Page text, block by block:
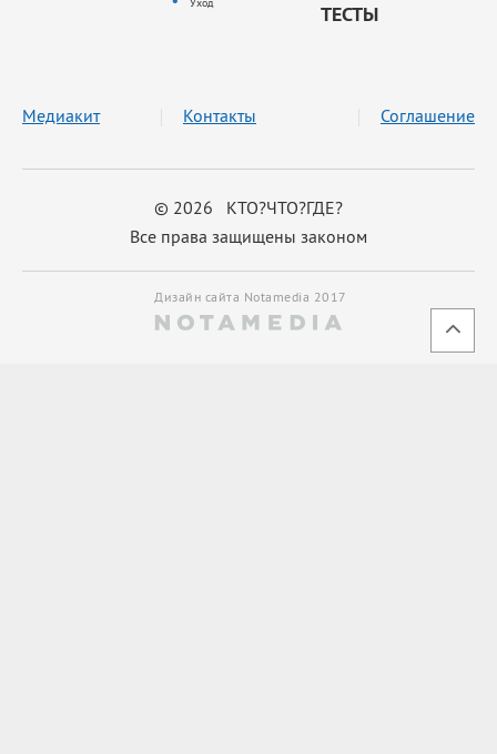
ТЕСТЫ
© 2026 КТО?ЧТО?ГДЕ?
Все права защищены законом
Медиакит Контакты Соглашение
Дизайн сайта Notamedia 2017